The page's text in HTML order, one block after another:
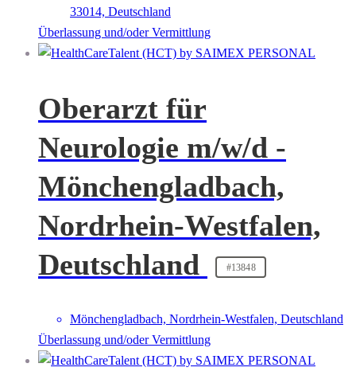
33014, Deutschland
Überlassung und/oder Vermittlung
Oberarzt für
Neurologie m/w/d -
Mönchengladbach,
Nordrhein-Westfalen,
Deutschland
#13848
Mönchengladbach, Nordrhein-Westfalen, Deutschland
Überlassung und/oder Vermittlung